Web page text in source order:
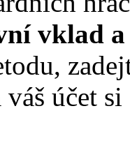
vklad
váš účet